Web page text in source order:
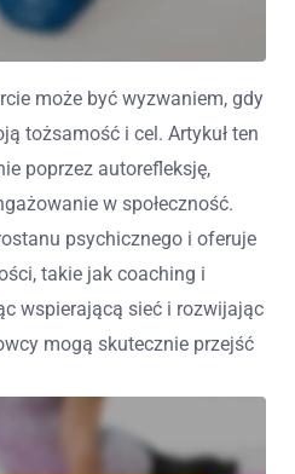
może być wyzwaniem, gdy
tożsamość i cel. Artykuł ten
poprzez autorefleksję,
w społeczność.
psychicznego i oferuje
takie jak coaching i
wspierającą sieć i rozwijając
mogą skutecznie przejść